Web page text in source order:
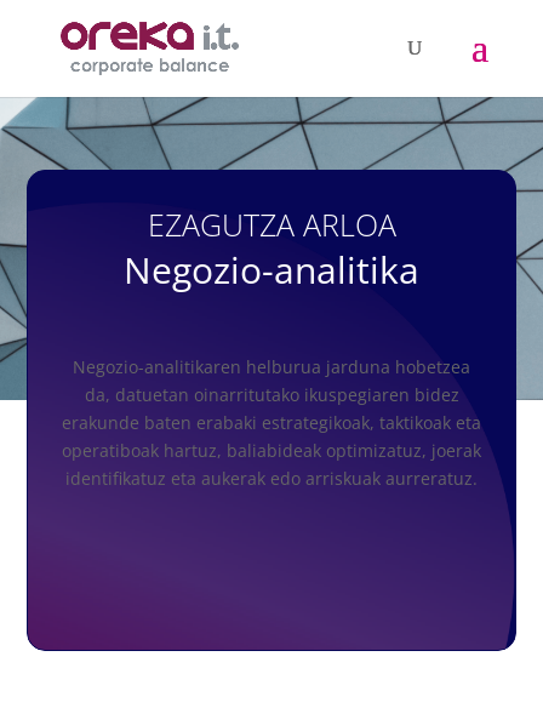
EZAGUTZA ARLOA
Negozio-analitika
Negozio-analitikaren helburua jarduna hobetzea
da, datuetan oinarritutako ikuspegiaren bidez
erakunde baten erabaki estrategikoak, taktikoak eta
operatiboak hartuz, baliabideak optimizatuz, joerak
identifikatuz eta aukerak edo arriskuak aurreratuz.